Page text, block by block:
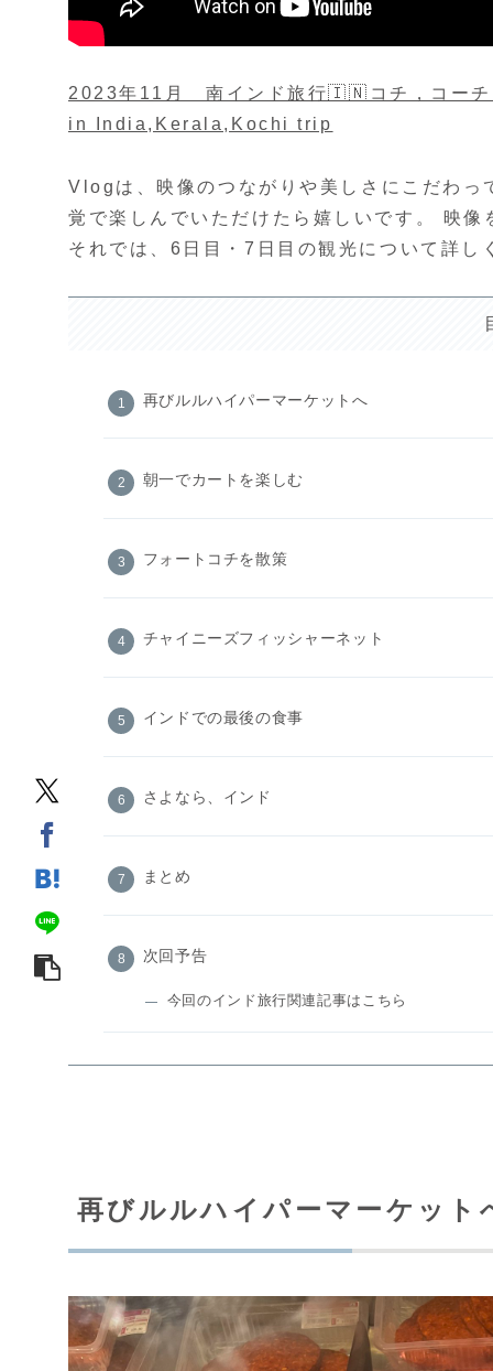
2023年11月 南インド旅行🇮🇳コチ，コー
in India,Kerala,Kochi trip
Vlogは、映像のつながりや美しさにこだわっ
覚で楽しんでいただけたら嬉しいです。 映
それでは、6日目・7日目の観光について詳し
再びルルハイパーマーケットへ
朝一でカートを楽しむ
フォートコチを散策
チャイニーズフィッシャーネット
インドでの最後の食事
さよなら、インド
まとめ
次回予告
今回のインド旅行関連記事はこちら
再びルルハイパーマーケット